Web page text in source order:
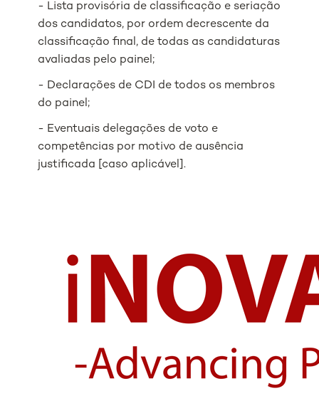
- Lista provisória de classificação e seriação
dos candidatos, por ordem decrescente da
classificação final, de todas as candidaturas
avaliadas pelo painel;
- Declarações de CDI de todos os membros
do painel;
- Eventuais delegações de voto e
competências por motivo de ausência
justificada [caso aplicável].